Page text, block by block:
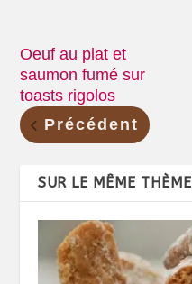
Oeuf au plat et
saumon fumé sur
toasts rigolos
Précédent
SUR LE MÊME THÈME